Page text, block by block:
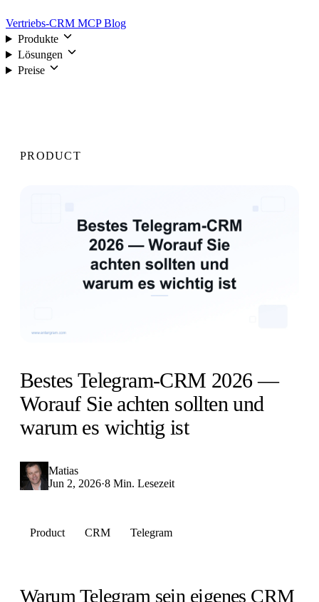
Vertriebs-CRM MCPBlog
Produkte
Lösungen
Preise
PRODUCT
Bestes Telegram-CRM 2026 —
Worauf Sie achten sollten und
warum es wichtig ist
Matias
Jun 2, 2026·8 Min. Lesezeit
Product CRM Telegram
Warum Telegram sein eigenes CRM